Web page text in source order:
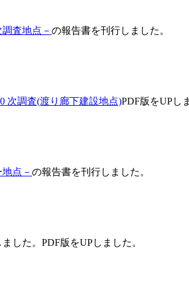
査地点－ の報告書を刊行しました。
次調査(渡り廊下建設地点)PDF版をUPし
点－ の報告書を刊行しました。
した。PDF版をUPしました。